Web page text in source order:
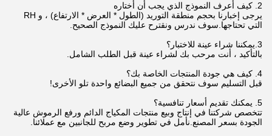
2. كيف أعرف النموذج الذي يجب أن أختاره
يرجى إخبارنا بحجم منطقة التوريد (الطول * العرض * الارتفاع) ، و RH
التي تحتاجها.سوف ندرس ونقترح عليك النموذج الصحيح.
3.يمكننا شراء عينة للاختبار؟
بالتأكيد ، أنت مرحب بك لشراء عينة قبل الطلب الشامل.
4. كيف هي جودة المنتجات الخاصة بك؟
قبل التسليم سوف نتحقق من جميع البضائع واحدة تلو الأخرى!
5. يمكنك تقديم أسعار تنافسية؟
تتخصص شركتنا في إنتاج وبيع منتجات المكياج الدائم ورفع الرموش عالية
الجودة بسعر المصنع.نأمل في تطوير وضع مربح للجانبين مع عملائنا.